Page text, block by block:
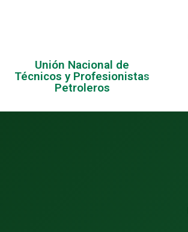
Unión Nacional de
Técnicos y Profesionistas
Petroleros